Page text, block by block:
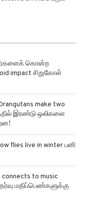
கொன்ற
impact சிறுகோள்
make two
இரண்டு ஒலிகளை
flies live in winter பனி
connects to music
மதிப்பெண்களுக்கு